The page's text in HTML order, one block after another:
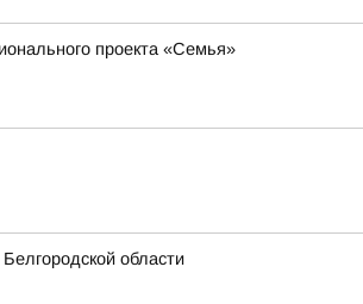
проекта «Семья»
области